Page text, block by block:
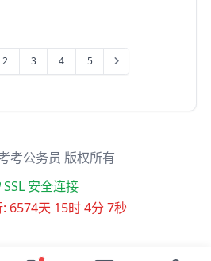
2 3 4 5
考公务员 版权所有
SSL 安全连接
6574天 15时 4分 7秒